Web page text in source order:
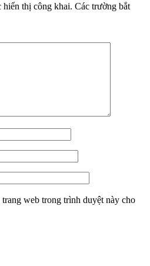
hiển thị công khai. Các trường bắt
web trong trình duyệt này cho